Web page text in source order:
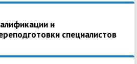
и
специалистов